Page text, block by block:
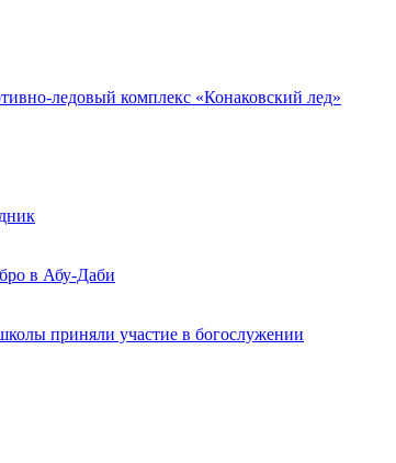
ледовый комплекс «Конаковский лед»
в Абу-Даби
приняли участие в богослужении